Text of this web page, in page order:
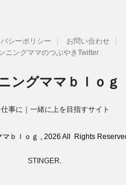
シーポリシー お問い合わせ
ニングママのつぶやきTwitter
ングママｂｌｏｇ
事に｜一緒に上を目指すサイト
ｂｌｏｇ , 2026 All Rights
STINGER.